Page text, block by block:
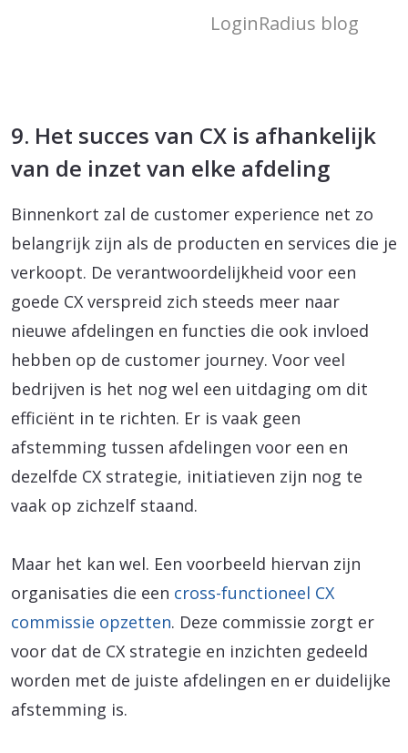
LoginRadius blog
9. Het succes van CX is afhankelijk
van de inzet van elke afdeling
Binnenkort zal de customer experience net zo
belangrijk zijn als de producten en services die je
verkoopt. De verantwoordelijkheid voor een
goede CX verspreid zich steeds meer naar
nieuwe afdelingen en functies die ook invloed
hebben op de customer journey. Voor veel
bedrijven is het nog wel een uitdaging om dit
efficiënt in te richten. Er is vaak geen
afstemming tussen afdelingen voor een en
dezelfde CX strategie, initiatieven zijn nog te
vaak op zichzelf staand.
Maar het kan wel. Een voorbeeld hiervan zijn
organisaties die een cross-functioneel CX
commissie opzetten. Deze commissie zorgt er
voor dat de CX strategie en inzichten gedeeld
worden met de juiste afdelingen en er duidelijke
afstemming is.